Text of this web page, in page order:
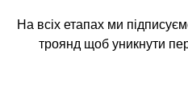
На всіх етапах ми
троянд щоб уникнути